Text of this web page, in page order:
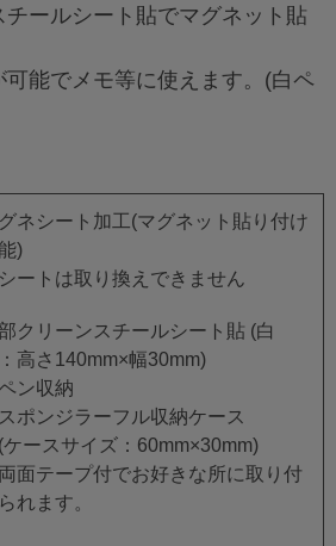
チールシート貼でマグネット貼
能でメモ等に使えます。(白ペ
ネシート加工(マグネット貼り付け
)
ートは取り換えできません
クリーンスチールシート貼 (白
高さ140mm×幅30mm)
ペン収納
スポンジラーフル収納ケース
ースサイズ：60mm×30mm)
面テープ付でお好きな所に取り付
れます。